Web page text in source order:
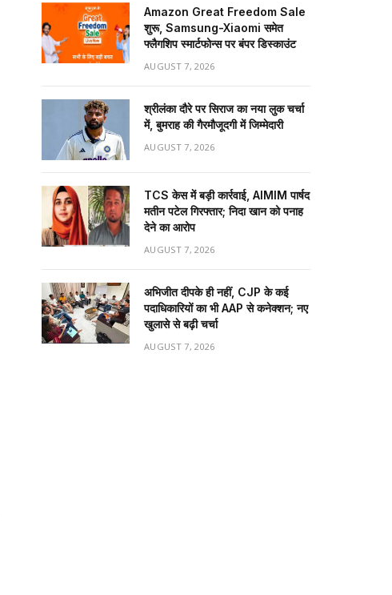
Amazon Great Freedom Sale
शुरू, Samsung-Xiaomi समेत
फ्लैगशिप स्मार्टफोन्स पर बंपर डिस्काउंट
AUGUST 7, 2026
श्रीलंका दौरे पर सिराज का नया लुक चर्चा
में, बुमराह की गैरमौजूदगी में जिम्मेदारी
AUGUST 7, 2026
TCS केस में बड़ी कार्रवाई, AIMIM पार्षद
मतीन पटेल गिरफ्तार; निदा खान को पनाह
देने का आरोप
AUGUST 7, 2026
अभिजीत दीपके ही नहीं, CJP के कई
पदाधिकारियों का भी AAP से कनेक्शन; नए
खुलासे से बढ़ी चर्चा
AUGUST 7, 2026